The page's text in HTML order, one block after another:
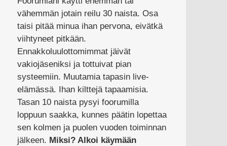
vähemmän jotain reilu 30 naista. Osa
taisi pitää minua ihan pervona, eivätkä
viihtyneet pitkään.
Ennakkoluulottomimmat jäivät
vakiojäseniksi ja tottuivat pian
systeemiin. Muutamia tapasin live-
elämässä. Ihan kilttejä tapaamisia.
Tasan 10 naista pysyi foorumilla
loppuun saakka, kunnes päätin lopettaa
sen kolmen ja puolen vuoden toiminnan
jälkeen. Miksi? Alkoi käymään